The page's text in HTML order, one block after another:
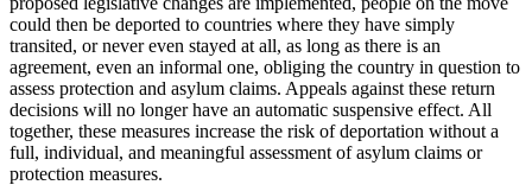
could then be deported to countries where they have simply
transited, or never even stayed at all, as long as there is an
agreement, even an informal one, obliging the country in question to
assess protection and asylum claims. Appeals against these return
decisions will no longer have an automatic suspensive effect. All
together, these measures increase the risk of deportation without a
full, individual, and meaningful assessment of asylum claims or
protection measures.